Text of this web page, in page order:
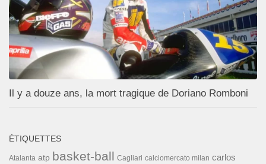
Il y a douze ans, la mort tragique de Doriano Romboni
ÉTIQUETTES
Atalanta atp basket-ball Cagliari calciomercato milan carlos